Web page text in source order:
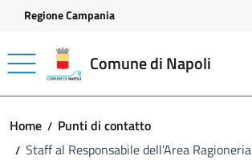
Vai ai contenuti
Vai al footer
Regione Campania
Comune di Napoli
Home
Punti di contatto
Staff al Responsabile dell’Area Ragioneria